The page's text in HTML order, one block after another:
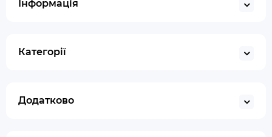
Інформація
Категорії
Додатково